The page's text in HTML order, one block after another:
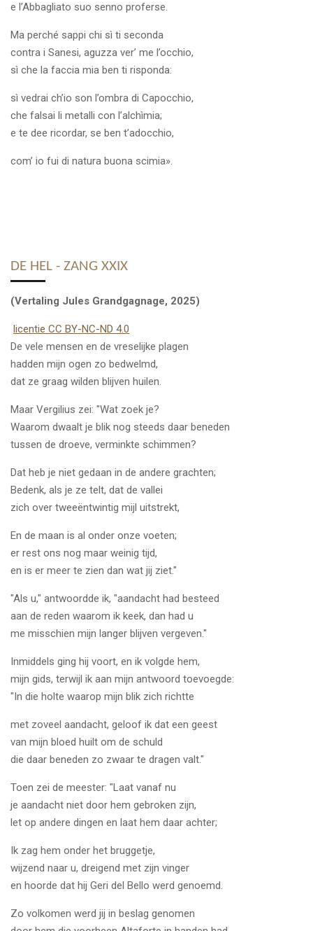
e l’Abbagliato suo senno proferse.
Ma perché sappi chi sì ti seconda
contra i Sanesi, aguzza ver’ me l’occhio,
sì che la faccia mia ben ti risponda:
sì vedrai ch’io son l’ombra di Capocchio,
che falsai li metalli con l’alchìmia;
e te dee ricordar, se ben t’adocchio,
com’ io fui di natura buona scimia».
DE HEL - ZANG XXIX
(Vertaling Jules Grandgagnage, 2025)
licentie CC BY-NC-ND 4.0
De vele mensen en de vreselijke plagen
hadden mijn ogen zo bedwelmd,
dat ze graag wilden blijven huilen.
Maar Vergilius zei: "Wat zoek je?
Waarom dwaalt je blik nog steeds daar beneden
tussen de droeve, verminkte schimmen?
Dat heb je niet gedaan in de andere grachten;
Bedenk, als je ze telt, dat de vallei
zich over tweeëntwintig mijl uitstrekt,
En de maan is al onder onze voeten;
er rest ons nog maar weinig tijd,
en is er meer te zien dan wat jij ziet."
"Als u," antwoordde ik, "aandacht had besteed
aan de reden waarom ik keek, dan had u
me misschien mijn langer blijven vergeven."
Inmiddels ging hij voort, en ik volgde hem,
mijn gids, terwijl ik aan mijn antwoord toevoegde:
"In die holte waarop mijn blik zich richtte
met zoveel aandacht, geloof ik dat een geest
van mijn bloed huilt om de schuld
die daar beneden zo zwaar te dragen valt."
Toen zei de meester: "Laat vanaf nu
je aandacht niet door hem gebroken zijn,
let op andere dingen en laat hem daar achter;
Ik zag hem onder het bruggetje,
wijzend naar u, dreigend met zijn vinger
en hoorde dat hij Geri del Bello werd genoemd.
Zo volkomen werd jij in beslag genomen